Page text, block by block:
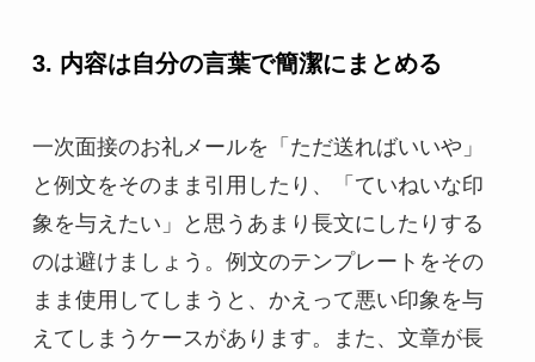
3. 内容は自分の言葉で簡潔にまとめる
一次面接のお礼メールを「ただ送ればいいや」
と例文をそのまま引用したり、「ていねいな印
象を与えたい」と思うあまり長文にしたりする
のは避けましょう。例文のテンプレートをその
まま使用してしまうと、かえって悪い印象を与
えてしまうケースがあります。また、文章が長